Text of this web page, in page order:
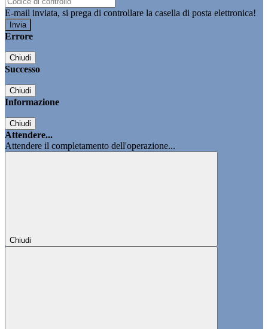
E-mail inviata, si prega di controllare la casella di posta elettronica!
Errore
Chiudi
Successo
Chiudi
Informazione
Chiudi
Attendere...
Attendere il completamento dell'operazione...
Chiudi